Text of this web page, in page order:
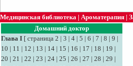
Медицинская библиотека | Ароматерапия |
Домашний доктор
Глава I [ страница 2 | 3 | 4 | 5 | 6 | 7 | 8 | 9 |
10 | 11 | 12 | 13 | 14 | 15 | 16 | 17 | 18 | 19 |
20 | 21 | 22 | 23 | 24 | 25 | 26 | 27 | 28 | 29 |